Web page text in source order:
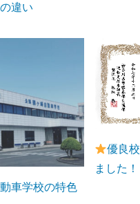
違い
車学校の特色
優良校
ました！